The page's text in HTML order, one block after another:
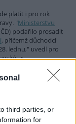
third parties, or
for
platit i pro rok
"Ministerstvu
podařilo prosadit
, přičemž důchodci
lednu," uvedl pro
v Nymburce.
na podzim.